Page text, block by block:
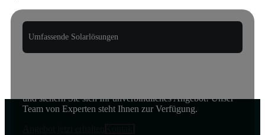
Umfassende Solarlösungen
und sichern Sie sich Ihr unverbindliches Angebot! Unser
Team von Experten steht Ihnen zur Verfügung.